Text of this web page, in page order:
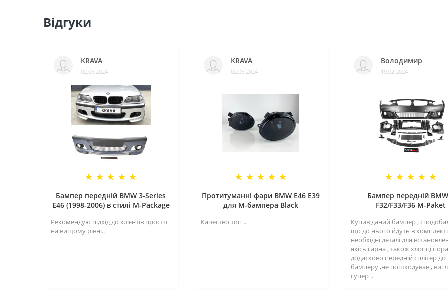
Відгуки
KRAVA
02.05.2024
Бампер передній BMW 3-Series
E46 (1998-2006) в стилі M-Package
Рекомендую підхід до клієнтів просто
на вищому рівні..
KRAVA
02.05.2024
Протитуманні фари BMW E46 E39
для M-бампера Black
Качество топ ..
Володимир
19.02.2024
Бампер передній
F32/F33/F36 M-Paket
Купив даний бампер ,
що до нього йдуть в комплекті
необхідні деталі для
якісь гарна , також хлопці
додатково передній сплітер
бамперу ,не пошкодував ,
супер ..